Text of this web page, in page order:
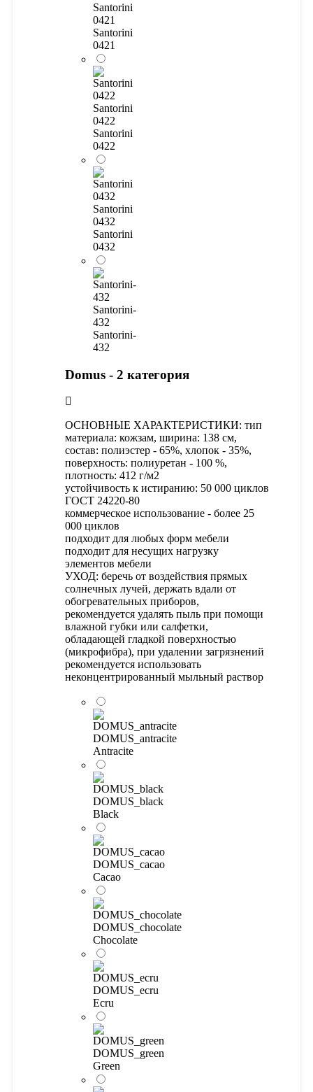
Santorini
0421
Santorini
0421
Santorini
0422
Santorini
0422
Santorini
0432
Santorini
0432
Santorini-
432
Santorini-
432
Domus - 2 категория
ОСНОВНЫЕ ХАРАКТЕРИСТИКИ: тип
материала: кожзам, ширина: 138 см,
состав: полиэстер - 65%, хлопок - 35%,
поверхность: полиуретан - 100 %,
плотность: 412 г/м2
устойчивость к истиранию: 50 000 циклов
ГОСТ 24220-80
коммерческое использование - более 25
000 циклов
подходит для любых форм мебели
подходит для несущих нагрузку
элементов мебели
УХОД: беречь от воздействия прямых
солнечных лучей, держать вдали от
обогревательных приборов,
рекомендуется удалять пыль при помощи
влажной губки или салфетки,
обладающей гладкой поверхностью
(микрофибра), при удалении загрязнений
рекомендуется использовать
неконцентрированный мыльный раствор
DOMUS_antracite
Antracite
DOMUS_black
Black
DOMUS_cacao
Cacao
DOMUS_chocolate
Chocolate
DOMUS_ecru
Ecru
DOMUS_green
Green